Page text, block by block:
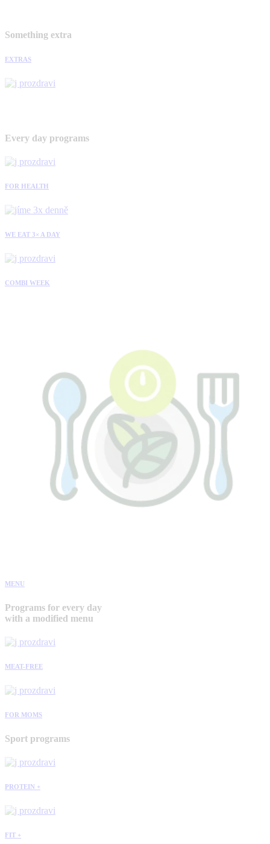
Something extra
EXTRAS
Every day programs
FOR HEALTH
WE EAT 3× A DAY
COMBI WEEK
MENU
Programs for every day
with a modified menu
MEAT-FREE
FOR MOMS
Sport programs
PROTEIN +
FIT +